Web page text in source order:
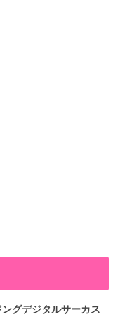
グデジタルサーカス